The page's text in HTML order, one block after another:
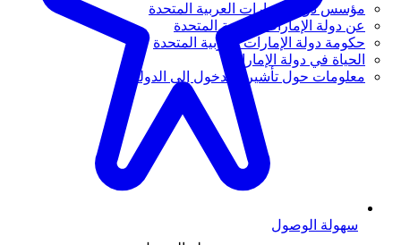
مؤسس دولة الإمارات العربية المتحدة
عن دولة الإمارات العربية المتحدة
حكومة دولة الإمارات العربية المتحدة
الحياة في دولة الإمارات
معلومات حول تأشيرة الدخول إلى الدولة
سهولة الوصول